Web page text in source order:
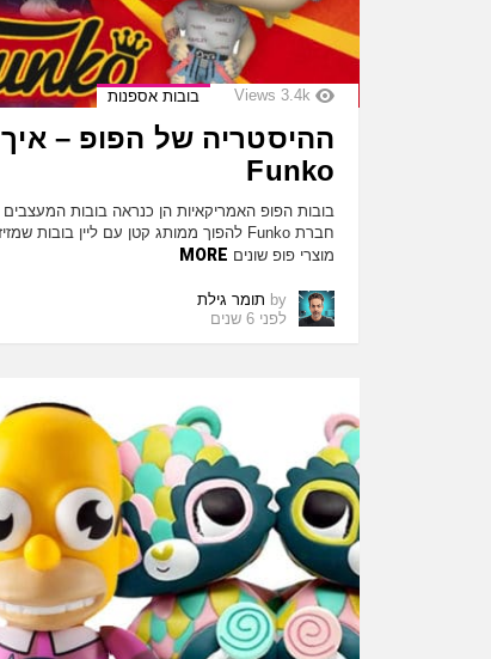
3.4k
Views בובות אספנות
ההיסטריה של הפופ – איך
Funko
בובות הפופ האמריקאיות הן כנראה בובות
מוצרי פופ שונים MORE
by תומר גילת
לפני 6 שנים